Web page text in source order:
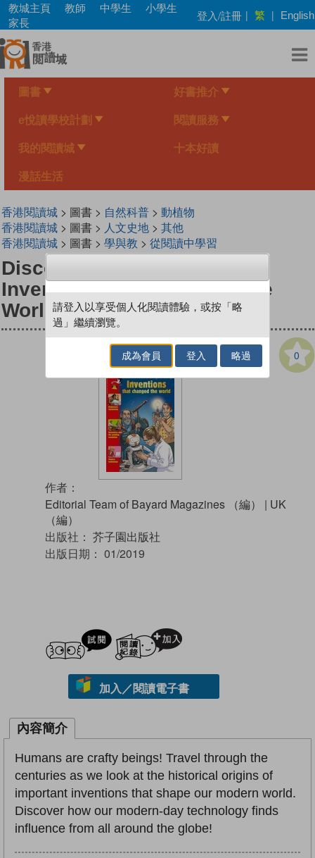
Skip
main
content
教城主頁 教師 中學生
小學生
家長
登入/註冊 | 繁 | English
圖書 好書推介
e悅讀學校計劃 閱讀服務
我的閱讀城 十本好讀
漫話生活
香港閱讀城> 圖書 > 自然科普> 動植物
香港閱讀城> 圖書 > 人文史地> 其他
香港閱讀城> 圖書 > 學與教 > 從閱讀中學習
DiscoveryBox Special:
Inventions That Changed the
World
0
作者：
Editorial Team of Bayard Magazines （編）
| UK
（編）
出版社： 芥子園出版社
出版日期： 01/2019
試閲
加入／閱讀電子書
內容簡介
Humans are crafty beings! Travel through the
centuries as we look at the historical origins of
important inventions that shape our modern world.
Discover how our modern-day technology finds
influence from all around the globe!
請登入以享受個人化閱讀體驗，或按「略
過」繼續瀏覽。
成為會員 登入 略過